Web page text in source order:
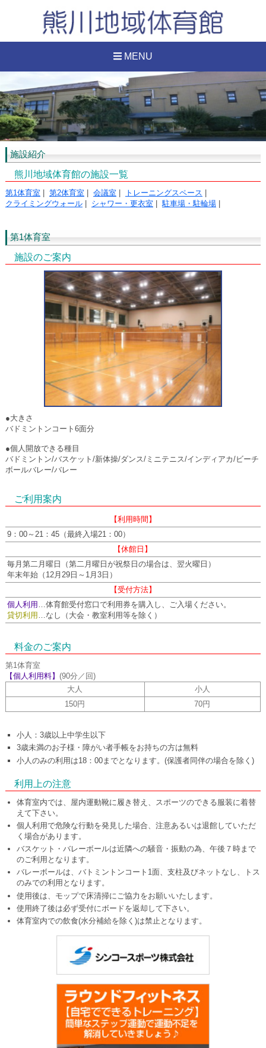
MENU
施設紹介
熊川地域体育館の施設一覧
第1体育室| 第2体育室| 会議室| トレーニングスペース |
クライミングウォール| シャワー・更衣室| 駐車場・駐輪場|
第1体育室
施設のご案内
●大きさ
バドミントンコート6面分
●個人開放できる種目
バドミントン/バスケット/新体操/ダンス/ミニテニス/インディアカ/ビーチ
ボールバレー/バレー
ご利用案内
【利用時間】
9：00～21：45（最終入場21：00）
【休館日】
毎月第二月曜日（第二月曜日が祝祭日の場合は、翌火曜日）
年末年始（12月29日～1月3日）
【受付方法】
個人利用 …体育館受付窓口で利用券を購入し、ご入場ください。
貸切利用 …なし（大会・教室利用等を除く）
料金のご案内
第1体育室
【個人利用料】 (90分／回)
大人
小人
150円
70円
小人：3歳以上中学生以下
3歳未満のお子様・障がい者手帳をお持ちの方は無料
小人のみの利用は18：00までとなります。(保護者同伴の場合を除く)
利用上の注意
体育室内では、屋内運動靴に履き替え、スポーツのできる服装に着替
えて下さい。
個人利用で危険な行動を発見した場合、注意あるいは退館していただ
く場合があります。
バスケット・バレーボールは近隣への騒音・振動の為、午後７時まで
のご利用となります。
バレーボールは、バトミントンコート1面、支柱及びネットなし、トス
のみでの利用となります。
使用後は、モップで床清掃にご協力をお願いいたします。
使用終了後は必ず受付にボードを返却して下さい。
体育室内での飲食(水分補給を除く)は禁止となります。